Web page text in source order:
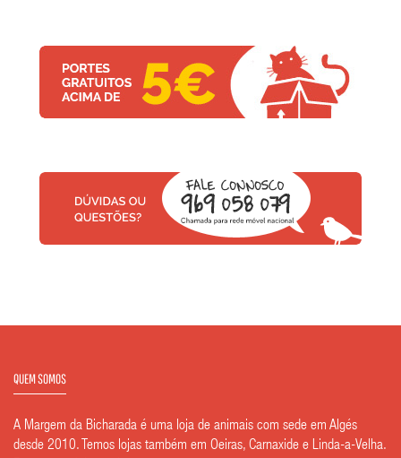
QUEM SOMOS
A Margem da Bicharada é uma loja de animais com sede em Algés
desde 2010. Temos lojas também em Oeiras, Carnaxide e Linda-a-Velha.